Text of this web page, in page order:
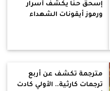
إسحق حنا يكشف أسرار
ورموز أيقونات الشهداء
مترجمة تكشف عن أربع
ترجمات كارثية.. الأولي كادت